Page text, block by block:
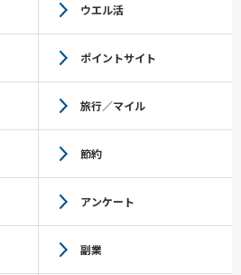
ウエル活
ポイントサイト
旅行／マイル
節約
アンケート
副業